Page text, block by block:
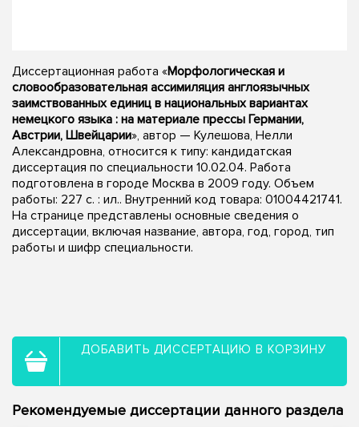
Диссертационная работа «Морфологическая и
словообразовательная ассимиляция англоязычных
заимствованных единиц в национальных вариантах
немецкого языка : на материале прессы Германии,
Австрии, Швейцарии», автор — Кулешова, Нелли
Александровна, относится к типу: кандидатская
диссертация по специальности 10.02.04. Работа
подготовлена в городе Москва в 2009 году. Объем
работы: 227 с. : ил.. Внутренний код товара: 01004421741.
На странице представлены основные сведения о
диссертации, включая название, автора, год, город, тип
работы и шифр специальности.
ДОБАВИТЬ ДИССЕРТАЦИЮ В КОРЗИНУ
Рекомендуемые диссертации данного раздела